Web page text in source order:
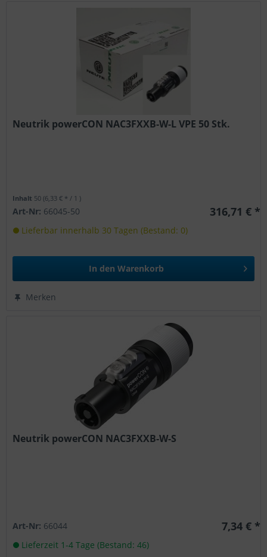
Neutrik powerCON NAC3FXXB-W-L VPE 50 Stk.
Inhalt 50(6,33 € * / 1 )
Art-Nr: 66045-50 316,71 € *
Lieferbar innerhalb 30 Tagen (Bestand: 0)
In den Warenkorb
Merken
Neutrik powerCON NAC3FXXB-W-S
Art-Nr: 66044 7,34 € *
Lieferzeit 1-4 Tage (Bestand: 46)